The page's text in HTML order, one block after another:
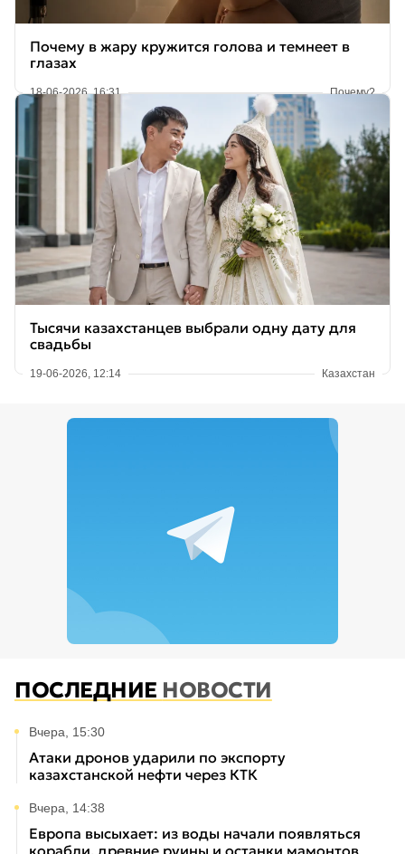
Почему в жару кружится голова и темнеет в
глазах
18-06-2026, 16:31 Почему?
Тысячи казахстанцев выбрали одну дату для
свадьбы
19-06-2026, 12:14 Казахстан
ПОСЛЕДНИЕ НОВОСТИ
Вчера, 15:30
Атаки дронов ударили по экспорту
казахстанской нефти через КТК
Вчера, 14:38
Европа высыхает: из воды начали появляться